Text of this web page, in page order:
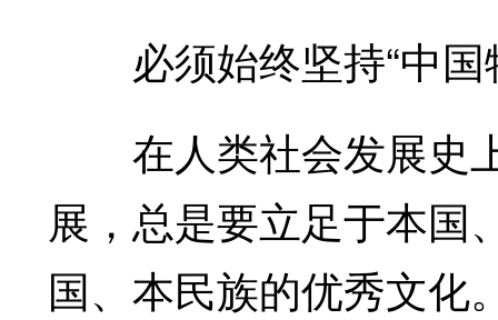
必须始终坚持“中国
在人类社会发展史
展，总是要立足于本国
国、本民族的优秀文化